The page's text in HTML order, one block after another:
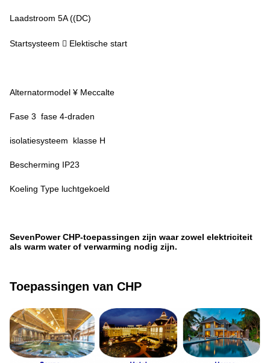
Laadstroom 5A ((DC)
Startsysteem  Elektische start
Alternatormodel ¥ Meccalte
Fase 3 ️ fase 4-draden
isolatiesysteem ️ klasse H
Bescherming IP23
Koeling Type luchtgekoeld
SevenPower CHP-toepassingen zijn waar zowel elektriciteit
als warm water of verwarming nodig zijn.
Toepassingen van CHP